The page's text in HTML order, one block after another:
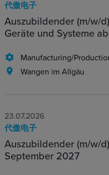
代傲电子
Auszubildender (m/w/
Geräte und Systeme
Manufacturing/
Wangen im Allgäu
23.07.2026
代傲电子
Auszubildender (m/w/
September 2027